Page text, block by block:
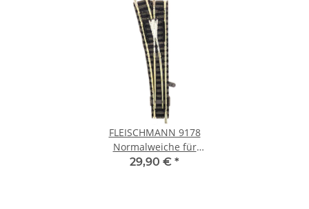
FLEISCHMANN 9178
Normalweiche für
Handbetrieb links, mit
29,90 € *